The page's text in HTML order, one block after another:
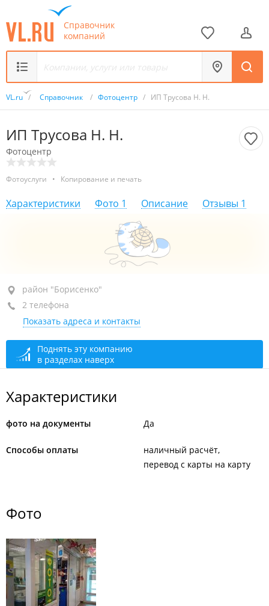
Справочник
компаний
VL.ru / Справочник / Фотоцентр / ИП Трусова Н. Н.
ИП Трусова Н. Н.
Фотоцентр
Фотоуслуги • Копирование и печать
Характеристики Фото 1 Описание Отзывы 1
район "Борисенко", ул. Героев Хасана, 4
1-й этаж
+7 (423) 266-03-08
+7 902 480-03-08
сегодня закрыто
район "Борисенко"
2 телефона
Показать адреса и контакты
Поднять эту компанию
в разделах наверх
Характеристики
фото на документы Да
Способы оплаты
наличный расчёт
перевод с карты на карту
Фото